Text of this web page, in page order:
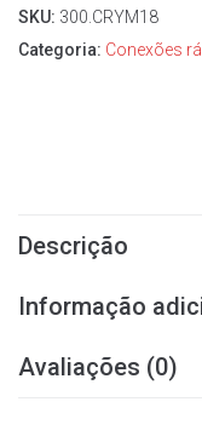
SKU: 300.CRYM18
Categoria: Conexões
Descrição
Informação
Avaliações (0)